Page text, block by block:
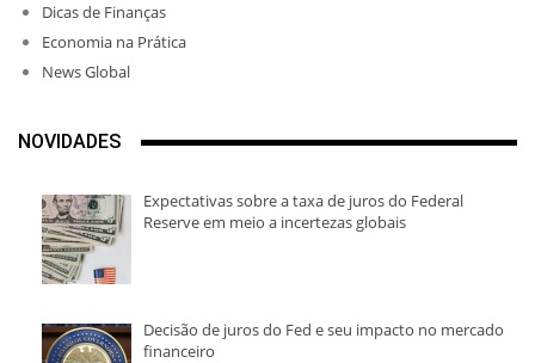
Dicas de Finanças
Economia na Prática
News Global
NOVIDADES
Expectativas sobre a taxa de juros do Federal
Reserve em meio a incertezas globais
Decisão de juros do Fed e seu impacto no mercado
financeiro